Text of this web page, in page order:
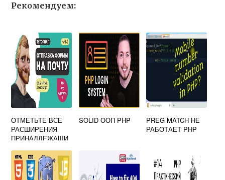
Рекомендуем:
ОТМЕТЬТЕ ВСЕ
РАСШИРЕНИЯ
ПРИНАДЛЕЖАЩИ
WEB СТРАНИЦАМ
HTM PHP HTML
ASP PL
SOLID ООП PHP
PREG MATCH НЕ
РАБОТАЕТ PHP